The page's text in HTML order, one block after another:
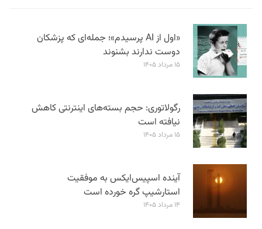
«اول از AI پرسیدم»؛ جمله‌ای که پزشکان
دوست ندارند بشنوند
۱۵ مرداد ۱۴۰۵
رگولاتوری: حجم بسته‌های اینترنتی کاهش
نیافته است
۱۵ مرداد ۱۴۰۵
آینده اسپیس‌ایکس به موفقیت
استارشیپ گره خورده است
۱۴ مرداد ۱۴۰۵